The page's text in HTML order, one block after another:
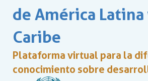
de América
Caribe
Plataforma virtual para la
conocimiento sobre